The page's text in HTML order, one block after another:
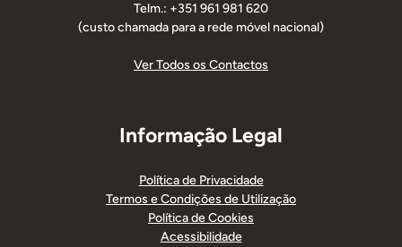
Telm.: +351 961 981 620
(custo chamada para a rede móvel nacional)
Ver Todos os Contactos
Informação Legal
Política de Privacidade
Termos e Condições de Utilização
Política de Cookies
Acessibilidade